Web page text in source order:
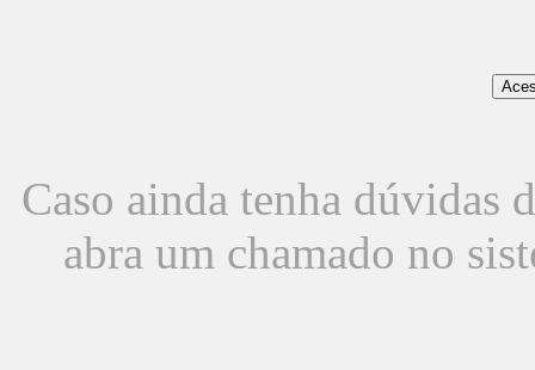
Caso ainda tenha dúvidas
abra um chamado no